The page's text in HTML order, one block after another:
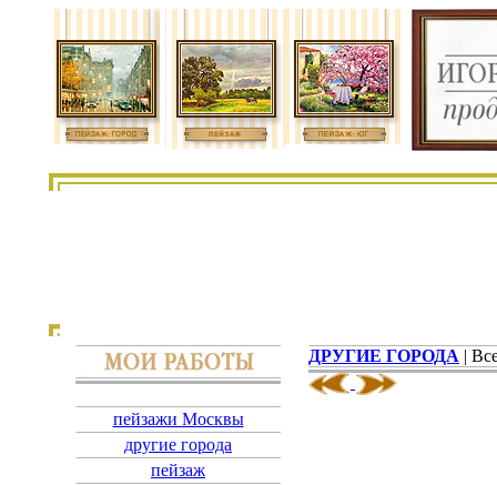
пейзажи Москвы
другие города
пейзаж
ДРУГИЕ ГОРОДА |